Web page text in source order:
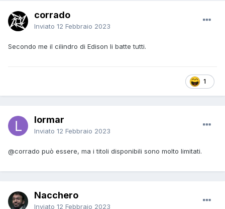
corrado
Inviato 12 Febbraio 2023
Secondo me il cilindro di Edison li batte tutti.
1
lormar
Inviato 12 Febbraio 2023
@corrado può essere, ma i titoli disponibili sono molto limitati.
Nacchero
Inviato 12 Febbraio 2023